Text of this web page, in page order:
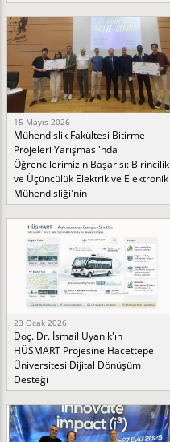
15 Mayıs 2026
Mühendislik Fakültesi Bitirme
Projeleri Yarışması'nda
Öğrencilerimizin Başarısı: Birincilik
ve Üçüncülük Elektrik ve Elektronik
Mühendisliği'nin
23 Ocak 2026
Doç. Dr. İsmail Uyanık'ın
HÜSMART Projesine Hacettepe
Üniversitesi Dijital Dönüşüm
Desteği